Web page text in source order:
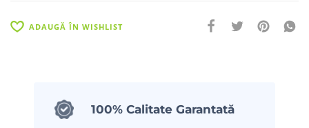
ADAUGĂ ÎN WISHLIST
100% Calitate Garantată